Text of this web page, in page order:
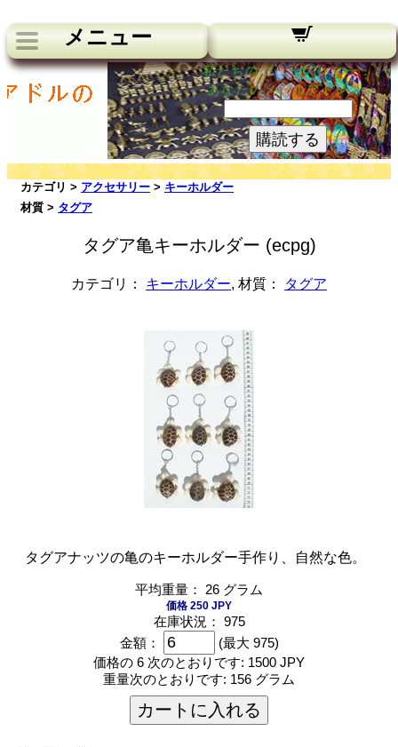
メニュー
私たちのニュースレター：
あなたのメールアドレス:
購読する
カテゴリ > アクセサリー > キーホルダー
材質 > タグア
タグア亀キーホルダー (ecpg)
カテゴリ： キーホルダー, 材質： タグア
タグアナッツの亀のキーホルダー手作り、自然な色。
平均重量： 26 グラム
価格 250 JPY
在庫状況： 975
金額：
(最大 975)
価格の 6 次のとおりです: 1500 JPY
重量次のとおりです: 156 グラム
カートに入れる